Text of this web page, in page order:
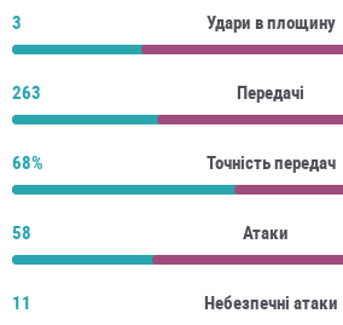
3 Удари в площину
263 Передачі
68% Точність передач
58 Атаки
11 Небезпечні атаки